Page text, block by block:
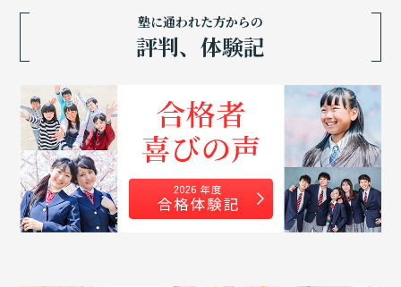
塾に通われた方からの
評判、体験記